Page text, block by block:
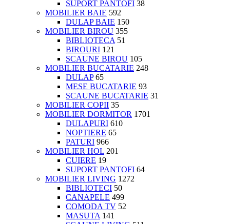
SUPORT PANTOFI 38
MOBILIER BAIE 592
DULAP BAIE 150
MOBILIER BIROU 355
BIBLIOTECA 51
BIROURI 121
SCAUNE BIROU 105
MOBILIER BUCATARIE 248
DULAP 65
MESE BUCATARIE 93
SCAUNE BUCATARIE 31
MOBILIER COPII 35
MOBILIER DORMITOR 1701
DULAPURI 610
NOPTIERE 65
PATURI 966
MOBILIER HOL 201
CUIERE 19
SUPORT PANTOFI 64
MOBILIER LIVING 1272
BIBLIOTECI 50
CANAPELE 499
COMODA TV 52
MASUTA 141